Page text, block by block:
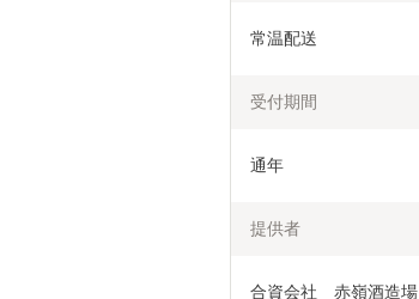
常温配送
受付期間
通年
提供者
合資会社　赤嶺酒造場